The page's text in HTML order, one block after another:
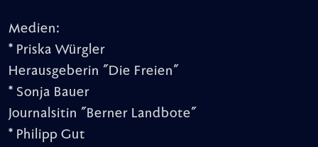
Medien:
* Priska Würgler
Herausgeberin "Die Freien"
* Sonja Bauer
Journalsitin "Berner Landbote"
* Philipp Gut